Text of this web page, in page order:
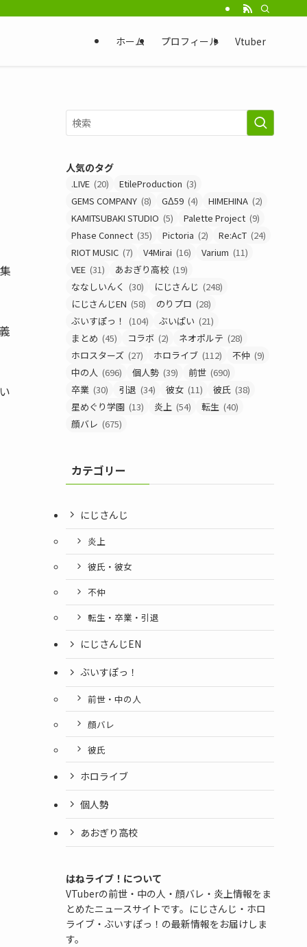
ホーム プロフィール Vtuber
人気のタグ
.LIVE (20) EtileProduction (3)
GEMS COMPANY (8) GΔ59 (4) HIMEHINA (2)
KAMITSUBAKI STUDIO (5) Palette Project (9)
Phase Connect (35) Pictoria (2) Re:AcT (24)
RIOT MUSIC (7) V4Mirai (16) Varium (11)
VEE (31) あおぎり高校 (19)
ななしいんく (30) にじさんじ (248)
にじさんじEN (58) のりプロ (28)
ぶいすぽっ！
(104) ぶいぱい (21)
まとめ (45) コラボ (2) ネオポルテ (28)
ホロスターズ (27) ホロライブ (112) 不仲 (9)
中の人 (696) 個人勢 (39) 前世 (690)
卒業 (30) 引退 (34) 彼女 (11) 彼氏 (38)
星めぐり学園 (13) 炎上 (54) 転生 (40)
顔バレ (675)
カテゴリー
にじさんじ
炎上
彼氏・彼女
不仲
転生・卒業・引退
にじさんじEN
ぶいすぽっ！
前世・中の人
顔バレ
彼氏
ホロライブ
個人勢
あおぎり高校
はねライブ！について
VTuberの前世・中の人・顔バレ・炎上情報をま
とめたニュースサイトです。にじさんじ・ホロ
ライブ・ぶいすぽっ！の最新情報をお届けしま
す。